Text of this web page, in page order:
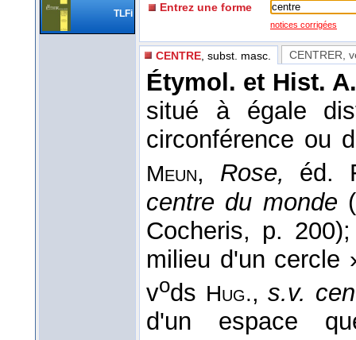
TLFi Entrez une forme
notices corrigées
CENTRE , subst. masc. CENTRER ,
Étymol. et Hist.
situé à égale
circonférence ou
Meun, Rose,
éd.
centre du monde (
Cocheris, p.
milieu d'un cercle
vods Hug., s.v.
d'un espace